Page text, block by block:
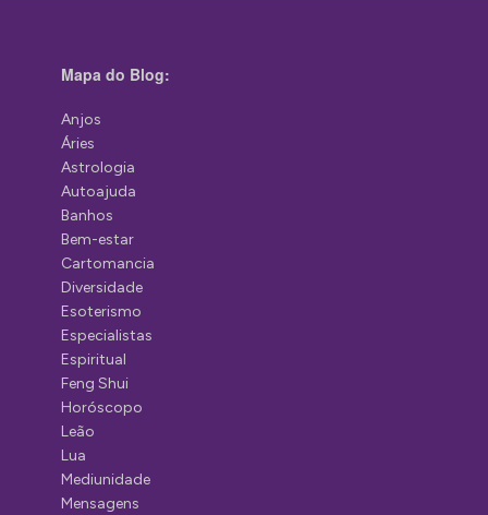
Mapa do Blog:
Anjos
Áries
Astrologia
Autoajuda
Banhos
Bem-estar
Cartomancia
Diversidade
Esoterismo
Especialistas
Espiritual
Feng Shui
Horóscopo
Leão
Lua
Mediunidade
Mensagens